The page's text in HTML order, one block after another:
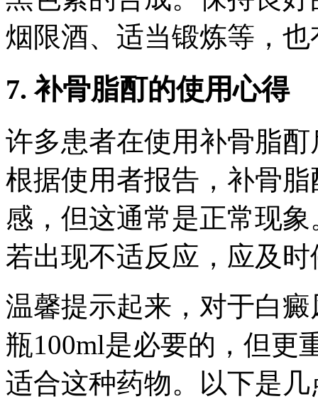
烟限酒、适当锻炼等，
7. 补骨脂酊的使用心得
许多患者在使用补骨脂
根据使用者报告，补骨
感，但这通常是正常现
若出现不适反应，应及
温馨提示起来，对于白
瓶100ml是必要的，但更
适合这种药物。以下是